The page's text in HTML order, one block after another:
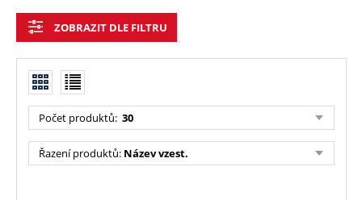
ZOBRAZIT DLE FILTRU
Počet produktů: 30
Řazení produktů: Název vzest.